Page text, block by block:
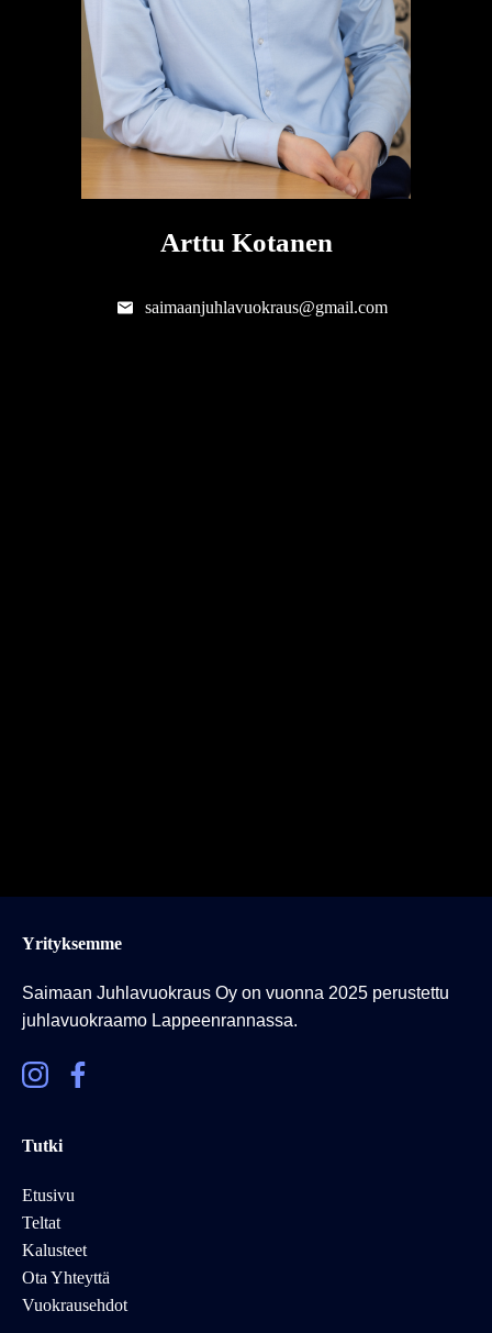
Arttu Kotanen
saimaanjuhlavuokraus@gmail.com
Yrityksemme
Saimaan Juhlavuokraus Oy on vuonna 2025 perustettu
juhlavuokraamo Lappeenrannassa.
Tutki
Etusivu
Teltat
Kalusteet
Ota Yhteyttä
Vuokrausehdot